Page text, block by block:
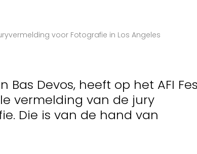
voor Fotografie in Los Angeles
Devos, heeft op het AFI
vermelding van de jury
Die is van de hand van